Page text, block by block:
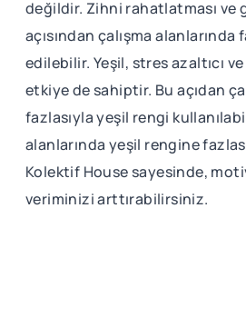
değildir. Zihni rahatlatması ve
açısından çalışma
edilebilir. Yeşil, stres azaltıcı
etkiye de sahiptir. Bu açıdan
fazlasıyla yeşil rengi
alanlarında yeşil rengine
Kolektif House sayesinde,
veriminizi arttırabilirsiniz.